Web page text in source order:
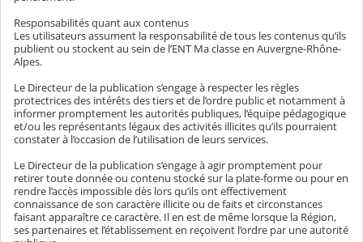
Responsabilités quant aux contenus
Les utilisateurs assument la responsabilité de tous les contenus qu’ils
publient ou stockent au sein de l’ENT Ma classe en Auvergne-Rhône-
Alpes.
Le Directeur de la publication s’engage à respecter les règles
protectrices des intérêts des tiers et de l’ordre public et notamment à
informer promptement les autorités publiques, l’équipe pédagogique
et/ou les représentants légaux des activités illicites qu’ils pourraient
constater à l’occasion de l’utilisation de leurs services.
Le Directeur de la publication s’engage à agir promptement pour
retirer toute donnée ou contenu stocké sur la plate-forme ou pour en
rendre l’accès impossible dès lors qu’ils ont effectivement
connaissance de son caractère illicite ou de faits et circonstances
faisant apparaître ce caractère. Il en est de même lorsque la Région,
ses partenaires et l’établissement en reçoivent l’ordre par une autorité